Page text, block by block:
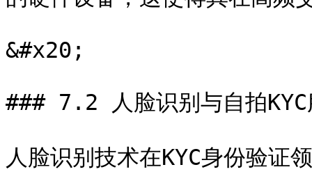
&#x20;
### 7.2 人脸识别与自拍KYC
人脸识别技术在KYC身份验证